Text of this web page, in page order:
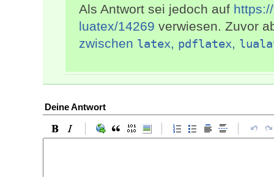
Als Antwort sei jedoch auf
luatex/14269 verwiesen. Zuvor
zwischen latex, pdflatex,
Deine Antwort